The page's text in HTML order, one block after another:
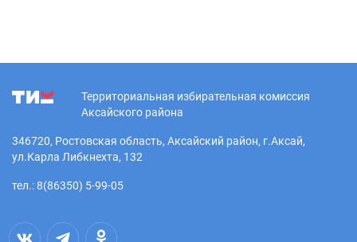
Территориальная избирательная комиссия
Аксайского района
346720, Ростовская область, Аксайский район, г.Аксай,
ул.Карла Либкнехта, 132
тел.: 8(86350) 5-99-05